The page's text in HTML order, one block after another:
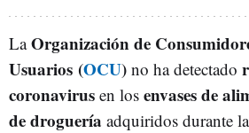
LaOrganización de
Usuarios (OCU) no ha detectado
coronavirus en los envases de
de droguería adquiridos durante